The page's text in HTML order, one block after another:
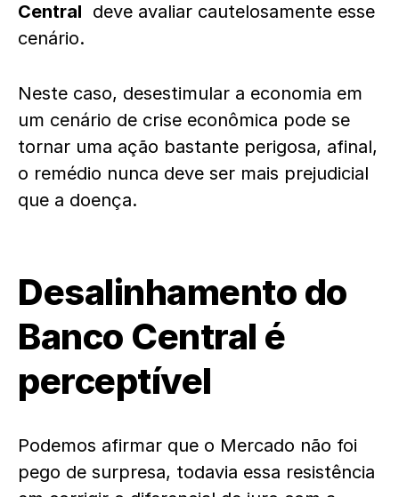
Central deve avaliar cautelosamente esse
cenário.
Neste caso, desestimular a economia em
um cenário de crise econômica pode se
tornar uma ação bastante perigosa, afinal,
o remédio nunca deve ser mais prejudicial
que a doença.
Desalinhamento do
Banco Central é
perceptível
Podemos afirmar que o Mercado não foi
pego de surpresa, todavia essa resistência